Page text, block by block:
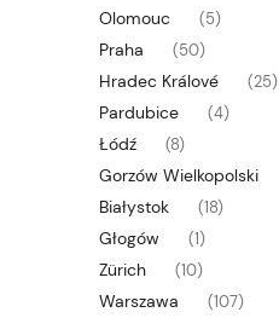
Olomouc (5)
Praha (50)
Hradec Králové (25)
Pardubice (4)
Łódź (8)
Gorzów Wielkopolski
Białystok (18)
Głogów (1)
Zürich (10)
Warszawa (107)